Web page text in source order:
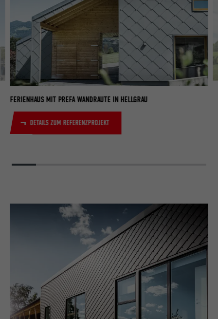
FERIENHAUS MIT PREFA WANDRAUTE IN HELLGRAU
DETAILS ZUM REFERENZPROJEKT